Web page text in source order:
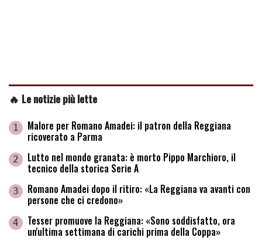
🔥 Le notizie più lette
1 Malore per Romano Amadei: il patron della Reggiana
ricoverato a Parma
2 Lutto nel mondo granata: è morto Pippo Marchioro, il
tecnico della storica Serie A
3 Romano Amadei dopo il ritiro: «La Reggiana va avanti con
persone che ci credono»
4 Tesser promuove la Reggiana: «Sono soddisfatto, ora
un'ultima settimana di carichi prima della Coppa»